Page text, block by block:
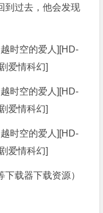
到过去，他会发现
载器下载资源）